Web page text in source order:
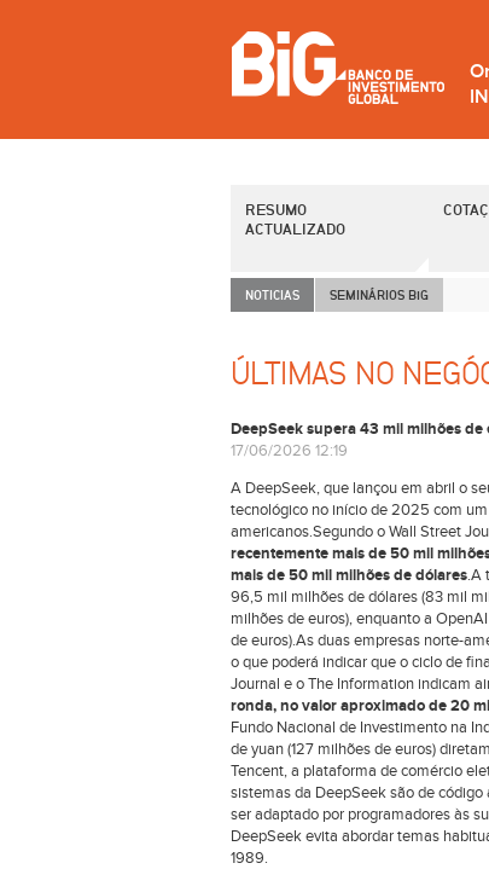
RESUMO
ACTUALIZADO
NOTICIAS SEMINÁRIOS BiG
ÚLTIMAS NO
DeepSeek supera 43 mil milhões
17/06/2026 12:19
A DeepSeek, que lançou em abril o
tecnológico no início de 2025 com
americanos.Segundo o Wall Street
recentemente mais de 50 mil
mais de 50 mil milhões de dólares.A
96,5 mil milhões de dólares (83 mil
milhões de euros), enquanto a
de euros).As duas empresas norte-
o que poderá indicar que o ciclo de
Journal e o The Information indicam
ronda, no valor aproximado de 20
Fundo Nacional de Investimento na
de yuan (127 milhões de euros)
Tencent, a plataforma de comércio
sistemas da DeepSeek são de
ser adaptado por programadores às
DeepSeek evita abordar temas
1989.